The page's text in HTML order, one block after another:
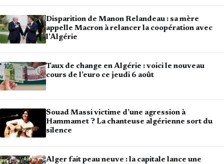
Disparition de Manon Relandeau : sa mère
appelle Macron à relancer la coopération avec
l’Algérie
Taux de change en Algérie : voici le nouveau
cours de l’euro ce jeudi 6 août
Souad Massi victime d’une agression à
Hammamet ? La chanteuse algérienne sort du
silence
Alger fait peau neuve : la capitale lance une